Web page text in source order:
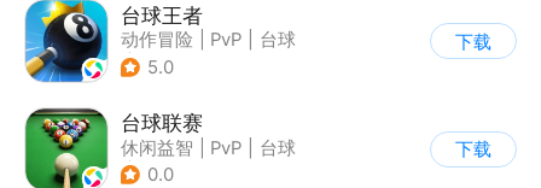
台球王者
动作冒险 PvP
台球
| 匹配对战
5.0
下载
台球联赛
休闲益智 PvP
台球
| 写实
0.0
下载